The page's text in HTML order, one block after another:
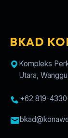
BKAD
Kompleks
Utara,
+62 819-